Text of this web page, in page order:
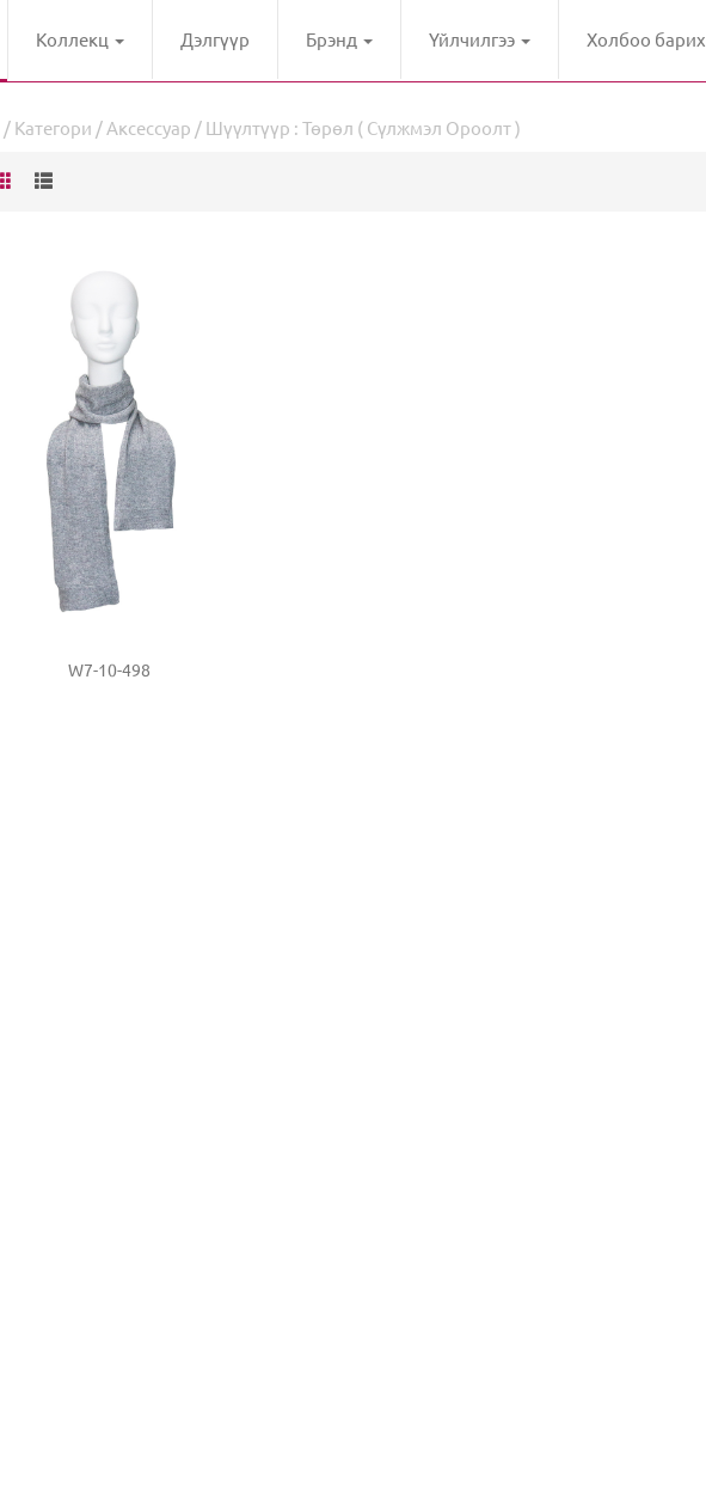
Коллекц Дэлгүүр Брэнд Үйлчилгээ Холбоо барих
/ Категори / Аксессуар / Шүүлтүүр : Төрөл ( Сүлжмэл Ороолт )
W7-10-498